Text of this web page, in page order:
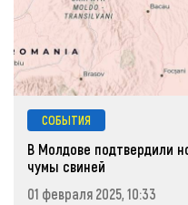
СОБЫТИЯ
В Молдове подтвердили
чумы свиней
01 февраля 2025, 10:33